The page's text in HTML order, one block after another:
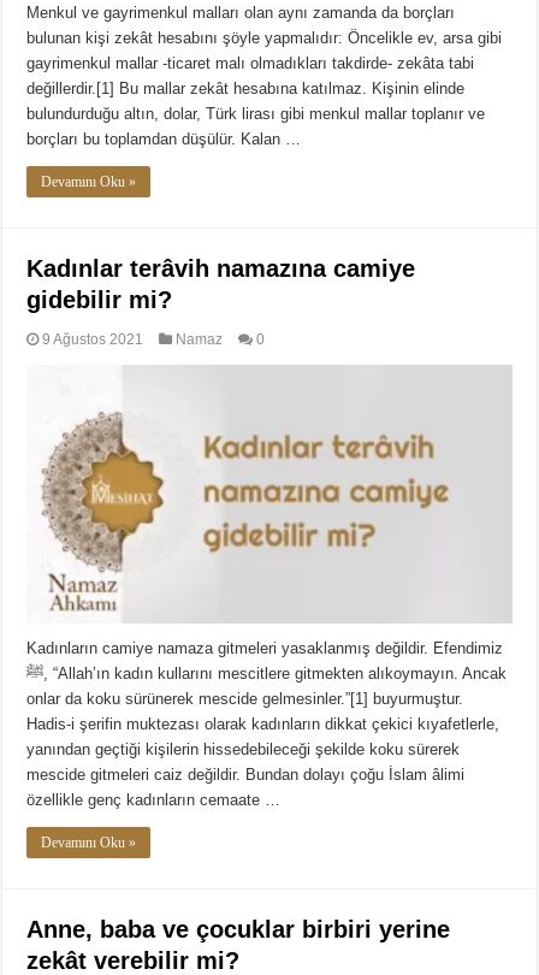
Menkul ve gayrimenkul malları olan aynı zamanda da borçları
bulunan kişi zekât hesabını şöyle yapmalıdır: Öncelikle ev, arsa gibi
gayrimenkul mallar -ticaret malı olmadıkları takdirde- zekâta tabi
değillerdir.[1] Bu mallar zekât hesabına katılmaz. Kişinin elinde
bulundurduğu altın, dolar, Türk lirası gibi menkul mallar toplanır ve
borçları bu toplamdan düşülür. Kalan …
Devamını Oku »
Kadınlar terâvih namazına camiye
gidebilir mi?
9 Ağustos 2021 Namaz 0
Kadınların camiye namaza gitmeleri yasaklanmış değildir. Efendimiz
ﷺ, “Allah’ın kadın kullarını mescitlere gitmekten alıkoymayın. Ancak
onlar da koku sürünerek mescide gelmesinler.”[1] buyurmuştur.
Hadis-i şerifin muktezası olarak kadınların dikkat çekici kıyafetlerle,
yanından geçtiği kişilerin hissedebileceği şekilde koku sürerek
mescide gitmeleri caiz değildir. Bundan dolayı çoğu İslam âlimi
özellikle genç kadınların cemaate …
Devamını Oku »
Anne, baba ve çocuklar birbiri yerine
zekât verebilir mi?